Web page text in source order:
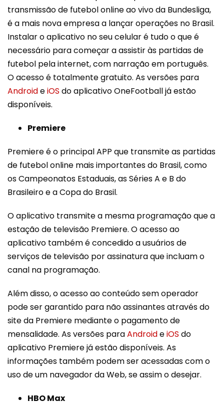
transmissão de futebol online ao vivo da Bundesliga,
é a mais nova empresa a lançar operações no Brasil.
Instalar o aplicativo no seu celular é tudo o que é
necessário para começar a assistir às partidas de
futebol pela internet, com narração em português.
O acesso é totalmente gratuito. As versões para
AndroideiOS do aplicativo OneFootball já estão
disponíveis.
Premiere
Premiere é o principal APP que transmite as partidas
de futebol online mais importantes do Brasil, como
os Campeonatos Estaduais, as Séries A e B do
Brasileiro e a Copa do Brasil.
O aplicativo transmite a mesma programação que a
estação de televisão Premiere. O acesso ao
aplicativo também é concedido a usuários de
serviços de televisão por assinatura que incluam o
canal na programação.
Além disso, o acesso ao conteúdo sem operador
pode ser garantido para não assinantes através do
site da Premiere mediante o pagamento de
mensalidade. As versões paraAndroideiOS do
aplicativo Premiere já estão disponíveis. As
informações também podem ser acessadas com o
uso de um navegador da Web, se assim o desejar.
HBO Max